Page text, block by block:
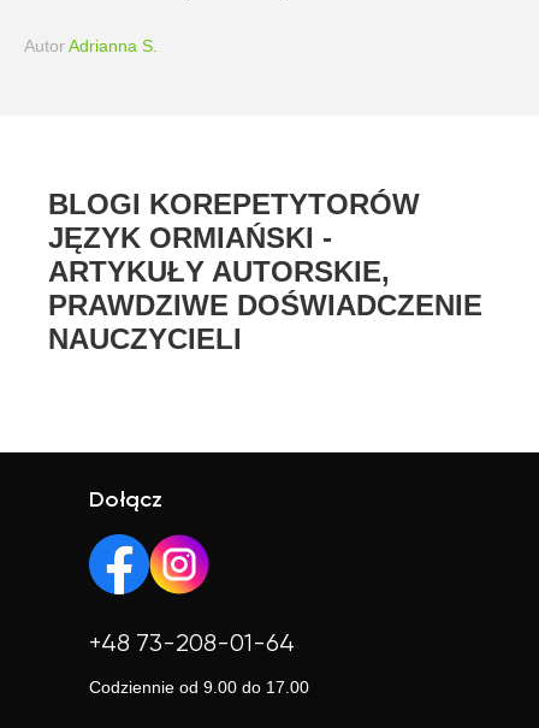
AutorAdrianna S.
BLOGI KOREPETYTORÓW
JĘZYK ORMIAŃSKI -
ARTYKUŁY AUTORSKIE,
PRAWDZIWE DOŚWIADCZENIE
NAUCZYCIELI
Dołącz
+48 73-208-01-64
Codziennie od 9.00 do 17.00